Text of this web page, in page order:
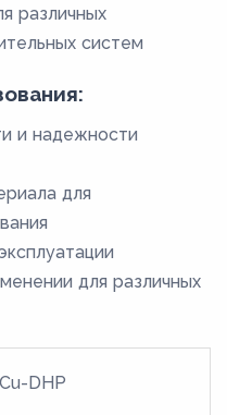
различных
систем
и надежности
для
для различных
DHP